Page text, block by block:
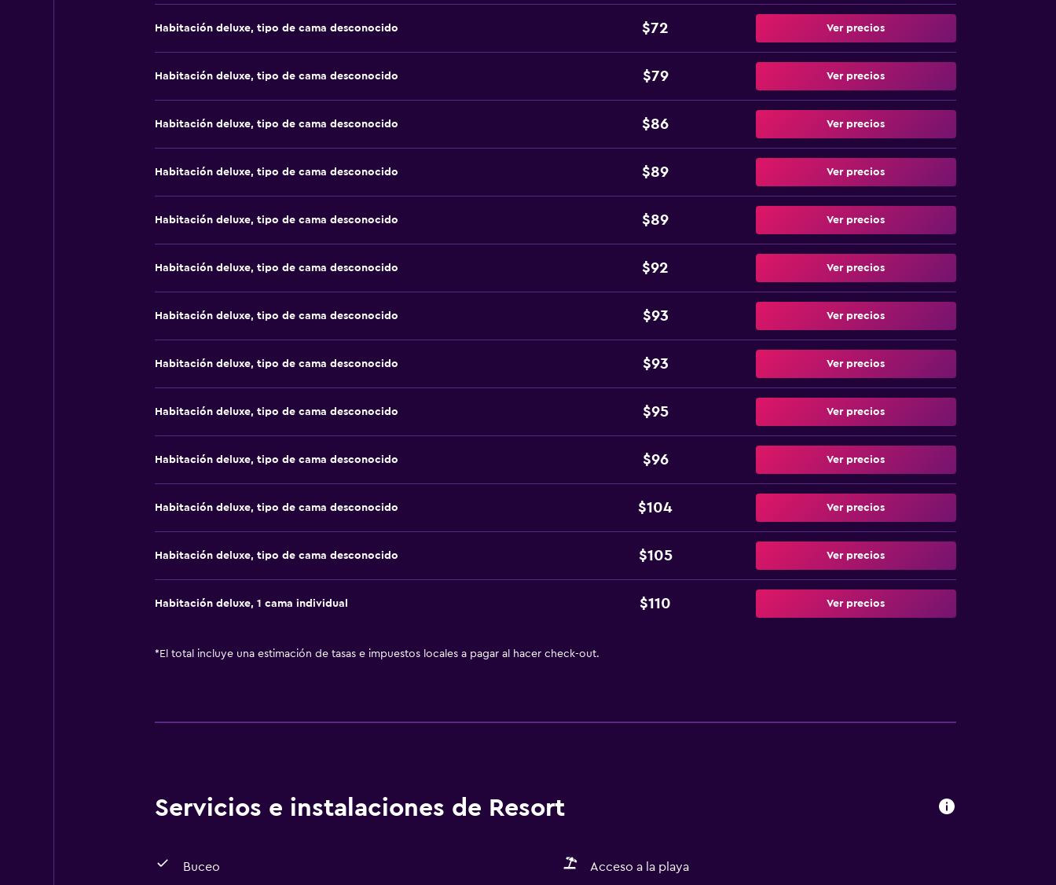
Habitación deluxe, tipo de cama desconocido $72 Ver precios
Habitación deluxe, tipo de cama desconocido $79 Ver precios
Habitación deluxe, tipo de cama desconocido $86 Ver precios
Habitación deluxe, tipo de cama desconocido $89 Ver precios
Habitación deluxe, tipo de cama desconocido $89 Ver precios
Habitación deluxe, tipo de cama desconocido $92 Ver precios
Habitación deluxe, tipo de cama desconocido $93 Ver precios
Habitación deluxe, tipo de cama desconocido $93 Ver precios
Habitación deluxe, tipo de cama desconocido $95 Ver precios
Habitación deluxe, tipo de cama desconocido $96 Ver precios
Habitación deluxe, tipo de cama desconocido $104 Ver precios
Habitación deluxe, tipo de cama desconocido $105 Ver precios
Habitación deluxe, 1 cama individual $110 Ver precios
* El total incluye una estimación de tasas e impuestos locales a pagar al hacer check-out.
Servicios e instalaciones de Resort
Buceo Acceso a la playa